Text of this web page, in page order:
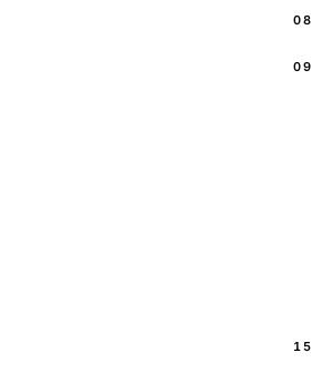
08
09
15